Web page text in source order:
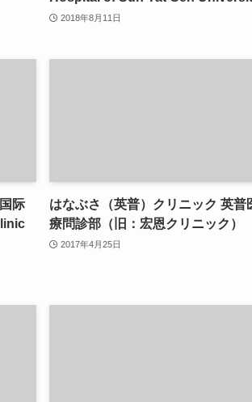
2018年8月11日
际
はなぶさ（英普）クリニック 英普
療問診部（旧：宏恩クリニック）
2017年4月25日